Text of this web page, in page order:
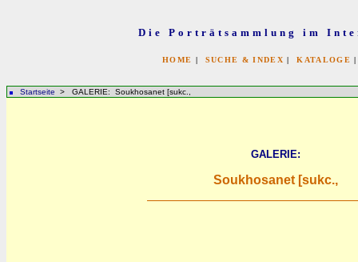
Die Porträtsammlung im
HOME | SUCHE & INDEX |KATALOGE
Startseite > GALERIE: Soukhosanet [sukc.,
GALERIE:
Soukhosanet [sukc.,